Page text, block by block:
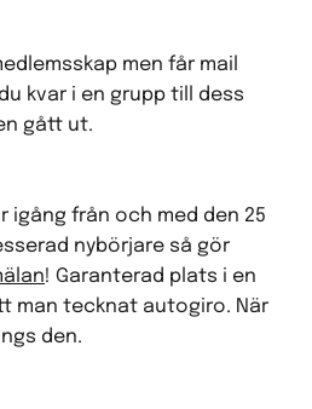
men får mail
kvar i en grupp till dess
gått ut.
igång från och med den 25
nybörjare så gör
! Garanterad plats i en
man tecknat autogiro. När
den.